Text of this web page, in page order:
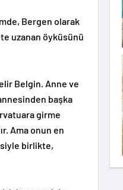
Bergen olarak
uzanan öyküsünü
Belgin. Anne ve
başka
girme
Ama onun en
birlikte,